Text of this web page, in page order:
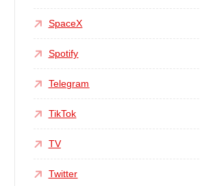
SpaceX
Spotify
Telegram
TikTok
TV
Twitter